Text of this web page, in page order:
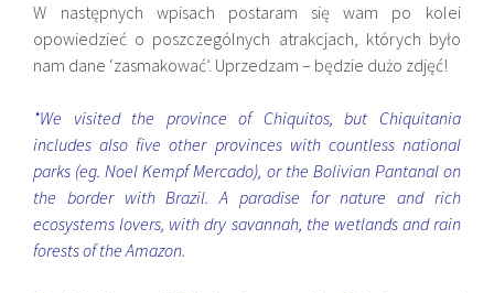
W następnych wpisach postaram się wam po kolei
opowiedzieć o poszczególnych atrakcjach, których było
nam dane ‘zasmakować’. Uprzedzam – będzie dużo zdjęć!
*We visited the province of Chiquitos, but Chiquitania
includes also five other provinces with countless national
parks (eg. Noel Kempf Mercado), or the Bolivian Pantanal on
the border with Brazil. A paradise for nature and rich
ecosystems lovers, with dry savannah, the wetlands and rain
forests of the Amazon.